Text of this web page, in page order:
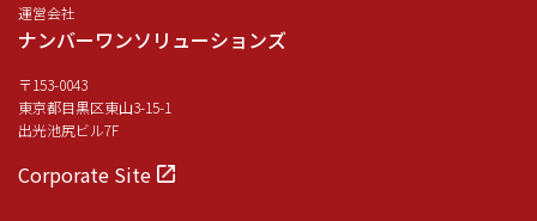
運営会社
ナンバーワンソリューションズ
〒153-0043
東京都目黒区東山3-15-1
出光池尻ビル7F
Corporate Site